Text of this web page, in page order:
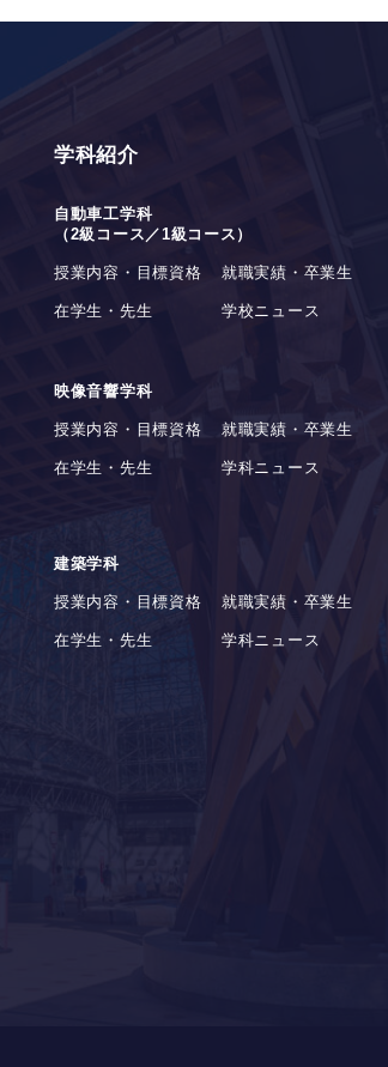
学科紹介
自動車工学科
（2級コース／1級コース）
授業内容・目標資格 就職実績・卒業生
在学生・先生 学校ニュース
映像音響学科
授業内容・目標資格 就職実績・卒業生
在学生・先生 学科ニュース
建築学科
授業内容・目標資格 就職実績・卒業生
在学生・先生 学科ニュース